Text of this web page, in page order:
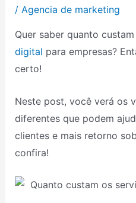
/ Agencia de marketing
Quer saber quanto
digital para empresas?
certo!
Neste post, você verá os
diferentes que podem
clientes e mais retorno
confira!